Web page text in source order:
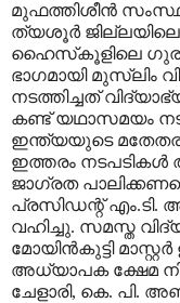
മുഫത്തിശീന്‍
ത്യശൂര്‍
ഹൈസ്‌കൂളിലെ
ഭാഗമായി മുസ്‌ലിം
നടത്തിച്ചത്
കണ്ട് യഥാസമയം
ഇന്ത്യയുടെ
ഇത്തരം നടപടികള്‍
ജാഗ്രത
പ്രസിഡന്റ്
വഹിച്ചു. സമസ്ത
മോയിന്‍കുട്ടി
അധ്യാപക ക്ഷേമ
ചേളാരി, കെ. പി.